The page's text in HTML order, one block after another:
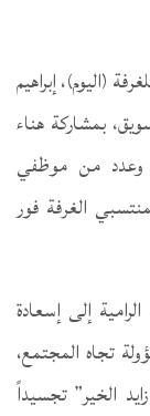
(اليوم)، إبراهيم
بمشاركة هناء
وعدد من موظفي
الغرفة فور
إلى إسعادة
تجاه المجتمع،
الخير” تجسيداً